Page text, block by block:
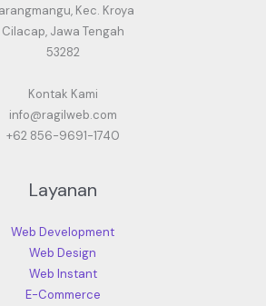
Kec. Kroya
Cilacap, Jawa Tengah
53282
Kontak Kami
info@ragilweb.com
+62 856-9691-1740
Layanan
Web Development
Web Design
Web Instant
E-Commerce